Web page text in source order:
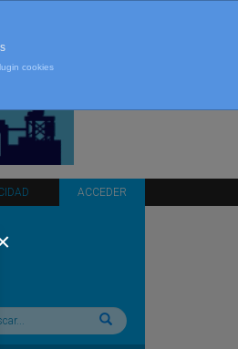
ACCEDER
cookies